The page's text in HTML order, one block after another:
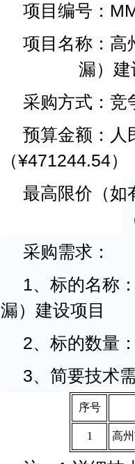
项目编号：
项目名称：高
漏）
采购方式：竞
预算金额：人
（¥471244.54）
最高限价（如
采购需求：
1、标的名称
漏）建设项目
2、标的数量
3、简要技术
序号
1 高